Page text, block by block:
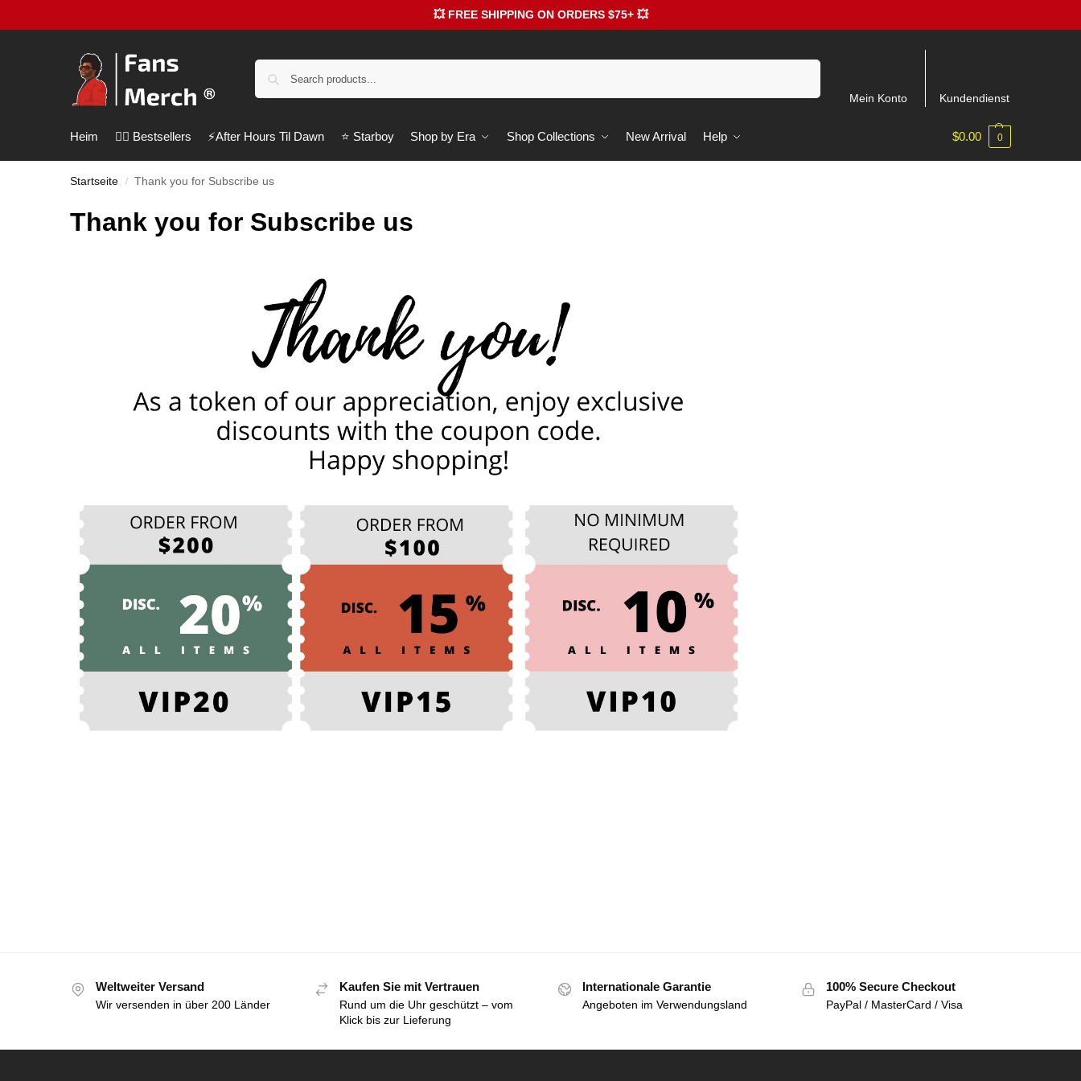
💥 FREE SHIPPING ON ORDERS $75+ 💥
Mein Konto Kundendienst
Heim ❤️‍🔥 Bestsellers ⚡️After Hours Til Dawn ⭐️ Starboy Shop by Era Shop Collections New Arrival Help $0.00 0
Startseite / Thank you for Subscribe us
Thank you for Subscribe us
Weltweiter Versand
Wir versenden in über 200 Länder
Kaufen Sie mit Vertrauen
Rund um die Uhr geschützt – vom
Klick bis zur Lieferung
Internationale Garantie
Angeboten im Verwendungsland
100% Secure Checkout
PayPal / MasterCard / Visa